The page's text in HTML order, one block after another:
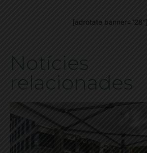
[adrotate banner="28"]
Notícies
relacionades